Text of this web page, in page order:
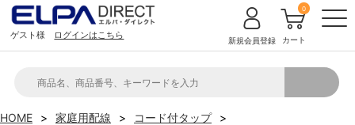
ゲスト様 ログインはこちら 新規会員登録 カート
0
HOME 家庭用配線
コード付タップ